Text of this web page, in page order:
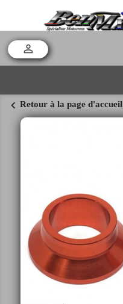

chevron_left Retour à la page d'accueil